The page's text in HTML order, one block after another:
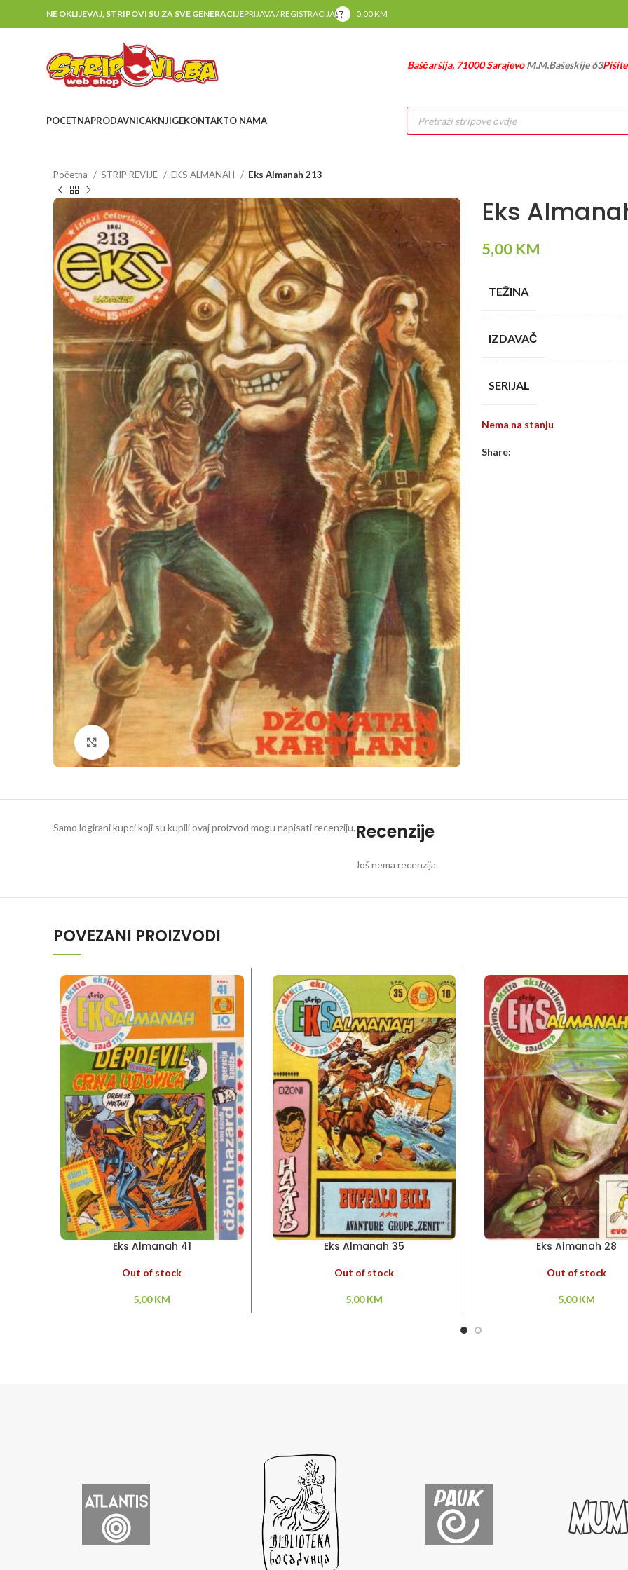
NE OKLIJEVAJ, STRIPOVI SU ZA SVE GENERACIJEPRIJAVA / REGISTRACIJA 0,00KM
Baščaršija, 71000 SarajevoM.M.Bašeskije 63
POCETNAPRODAVNICAKNJIGEKONTAKTO NAMA
Products
search
Početna STRIP REVIJE EKS ALMANAH Eks Almanah 213
Klikni da povečaš
Eks
5,00 KM
TEŽINA
IZDAVAČ
SERIJAL
Nema na stanju
Share:
Recenzije
Još nema recenzija.
Samo logirani kupci koji su kupili ovaj proizvod mogu napisati recenziju.
POVEZANI PROIZVODI
Eks Almanah 41
Out of stock
5,00KM
Eks Almanah 35
Out of stock
5,00KM
Eks Almanah 28
Out of stock
5,00KM